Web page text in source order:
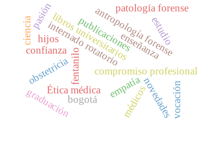
antropología forense
compromiso profesional
Ética médica
internado rotatorio
fentanilo
obstetricia
libros universitarios
confianza
estudio
hijos publicaciones
novedades
patología forense
empatía
graduación médicos vocación
ciencia enseñanza
pasión
bogotá